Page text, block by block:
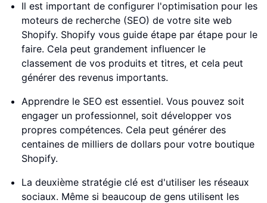
Il est important de configurer l'optimisation pour les
moteurs de recherche (SEO) de votre site web
Shopify. Shopify vous guide étape par étape pour le
faire. Cela peut grandement influencer le
classement de vos produits et titres, et cela peut
générer des revenus importants.
Apprendre le SEO est essentiel. Vous pouvez soit
engager un professionnel, soit développer vos
propres compétences. Cela peut générer des
centaines de milliers de dollars pour votre boutique
Shopify.
La deuxième stratégie clé est d'utiliser les réseaux
sociaux. Même si beaucoup de gens utilisent les